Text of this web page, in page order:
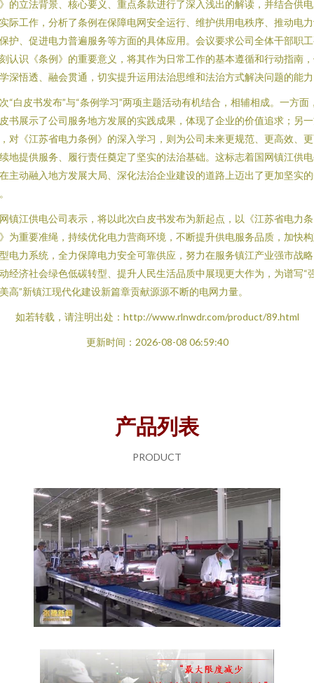
的立法背景、核心要义、重点条款进行了深入浅出的解读，并结合供
际工作，分析了条例在保障电网安全运行、维护供用电秩序、推动电
护、促进电力普遍服务等方面的具体应用。会议要求公司全体干部职
认识《条例》的重要意义，将其作为日常工作的基本遵循和行动指南
深悟透、融会贯通，切实提升运用法治思维和法治方式解决问题的能
“白皮书发布”与“条例学习”两项主题活动有机结合，相辅相成。一方面
书展示了公司服务地方发展的实践成果，体现了企业的价值追求；另
对《江苏省电力条例》的深入学习，则为公司未来更规范、更高效、
地提供服务、履行责任奠定了坚实的法治基础。这标志着国网镇江供
主动融入地方发展大局、深化法治企业建设的道路上迈出了更加坚实
镇江供电公司表示，将以此次白皮书发布为新起点，以《江苏省电力条
为重要准绳，持续优化电力营商环境，不断提升供电服务品质，加快
电力系统，全力保障电力安全可靠供应，努力在服务镇江产业强市战
经济社会绿色低碳转型、提升人民生活品质中展现更大作为，为谱写“
高”新镇江现代化建设新篇章贡献源源不断的电网力量。
如若转载，请注明出处：http://www.rlnwdr.com/product/89.html
更新时间：2026-08-08 06:59:40
产品列表
PRODUCT